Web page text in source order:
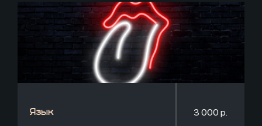
Язык 3 000 р.